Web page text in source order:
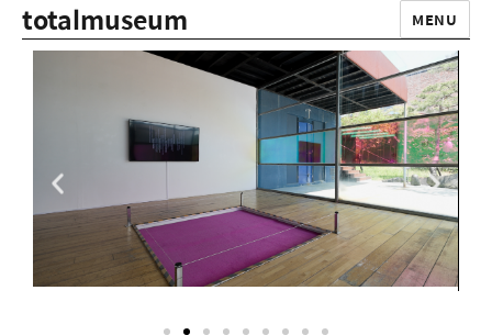
totalmuseum MENU